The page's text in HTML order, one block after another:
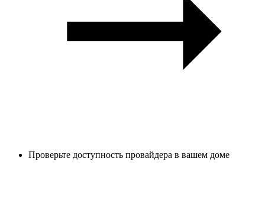
Проверьте доступность провайдера в вашем доме